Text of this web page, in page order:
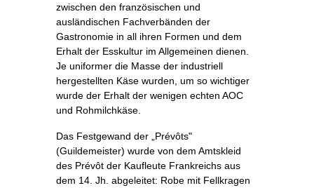
zwischen den französischen und
ausländischen Fachverbänden der
Gastronomie in all ihren Formen und dem
Erhalt der Esskultur im Allgemeinen dienen.
Je uniformer die Masse der industriell
hergestellten Käse wurden, um so wichtiger
wurde der Erhalt der wenigen echten AOC
und Rohmilchkäse.
Das Festgewand der „Prévôts"
(Guildemeister) wurde von dem Amtskleid
des Prévôt der Kaufleute Frankreichs aus
dem 14. Jh. abgeleitet: Robe mit Fellkragen